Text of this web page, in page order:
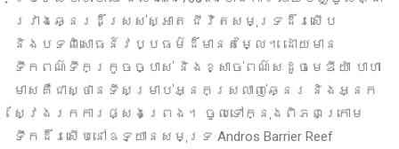
រវាងឆ្នេរដ៏ស្រស់ស្អាត ជីវិតសមុទ្រដ៏រសើប
និងបទពិសោធន៍វប្បធម៌ដ៏មានតម្លៃ។ ដោយមាន
ទឹកពណ៌ទឹកក្រូចច្បាស់ និងខ្សាច់ពណ៌សដូចមេឌីយ៉ា បាហា
មាសគឺជាស្ថានទីសម្រាប់អ្នកស្រលាញ់ឆ្នេរ និងអ្នក
ស្វែងរកការផ្សងព្រេង។ ចូលទៅក្នុងពិភពក្រោម
ទឹកដ៏រសើបនៅឧទ្យានសមុទ្រ Andros Barrier Reef